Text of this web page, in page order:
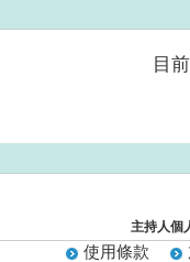
目
主持人個
使用條款